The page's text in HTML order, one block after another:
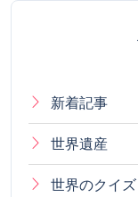
新着記事
世界遺産
世界のクイズ